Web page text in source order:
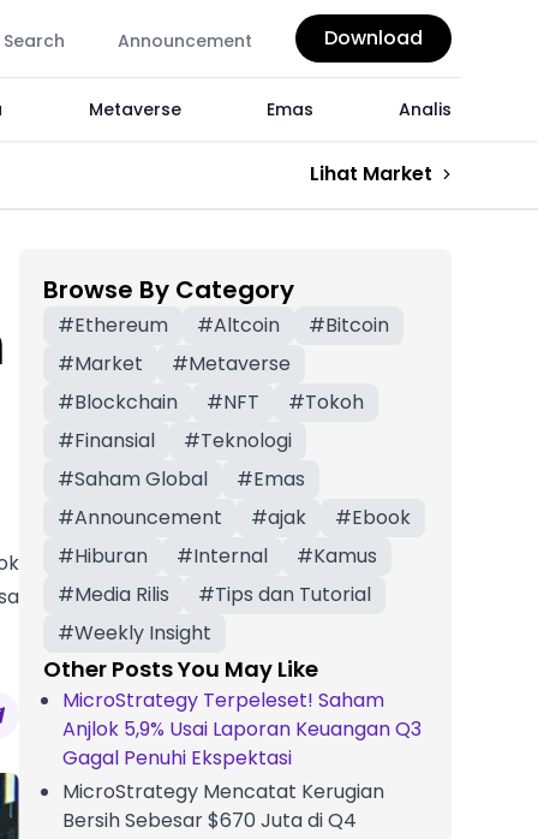
Search Announcement Download
Metaverse Emas Analis
Lihat Market
Browse By Category
#Ethereum #Altcoin #Bitcoin
#Market #Metaverse
#Blockchain #NFT #Tokoh
#Finansial #Teknologi
#Saham Global #Emas
#Announcement #ajak #Ebook
#Hiburan #Internal #Kamus
#Media Rilis #Tips dan Tutorial
#Weekly Insight
Other Posts You May Like
MicroStrategy Terpeleset! Saham
Anjlok 5,9% Usai Laporan Keuangan Q3
Gagal Penuhi Ekspektasi
MicroStrategy Mencatat Kerugian
Bersih Sebesar $670 Juta di Q4